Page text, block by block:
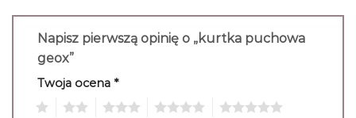
Napisz pierwszą opinię o „kurtka puchowa
geox”
Twoja ocena *